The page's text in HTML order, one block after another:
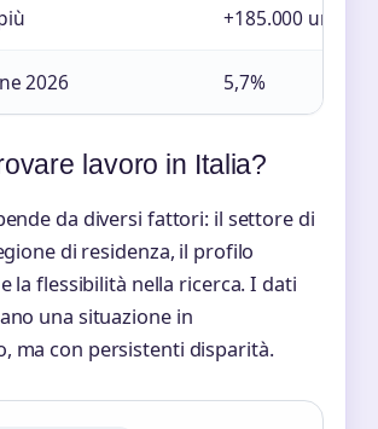
+185.000 unità
2026 5,7%
lavoro in Italia?
da diversi fattori: il settore di
di residenza, il profilo
la flessibilità nella ricerca. I dati
una situazione in
ma con persistenti disparità.